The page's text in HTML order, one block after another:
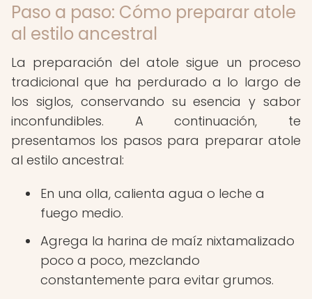
Paso a paso: Cómo preparar atole
al estilo ancestral
La preparación del atole sigue un proceso
tradicional que ha perdurado a lo largo de
los siglos, conservando su esencia y sabor
inconfundibles. A continuación, te
presentamos los pasos para preparar atole
al estilo ancestral:
En una olla, calienta agua o leche a
fuego medio.
Agrega la harina de maíz nixtamalizado
poco a poco, mezclando
constantemente para evitar grumos.